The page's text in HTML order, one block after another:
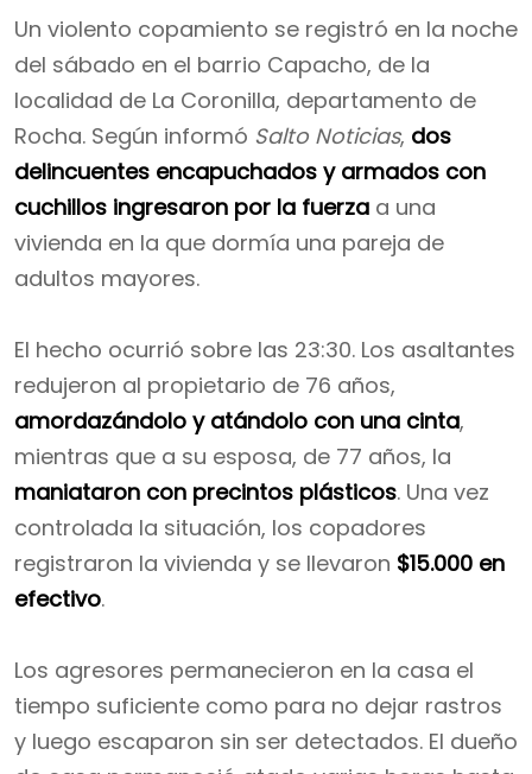
Un violento copamiento se registró en la noche
del sábado en el barrio Capacho, de la
localidad de La Coronilla, departamento de
Rocha. Según informó Salto Noticias, dos
delincuentes encapuchados y armados con
cuchillos ingresaron por la fuerza a una
vivienda en la que dormía una pareja de
adultos mayores.
El hecho ocurrió sobre las 23:30. Los asaltantes
redujeron al propietario de 76 años,
amordazándolo y atándolo con una cinta,
mientras que a su esposa, de 77 años, la
maniataron con precintos plásticos. Una vez
controlada la situación, los copadores
registraron la vivienda y se llevaron $15.000 en
efectivo.
Los agresores permanecieron en la casa el
tiempo suficiente como para no dejar rastros
y luego escaparon sin ser detectados. El dueño